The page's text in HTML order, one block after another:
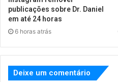
publicações sobre Dr. Daniel
em até 24 horas
6 horas atrás
Deixe um comentário